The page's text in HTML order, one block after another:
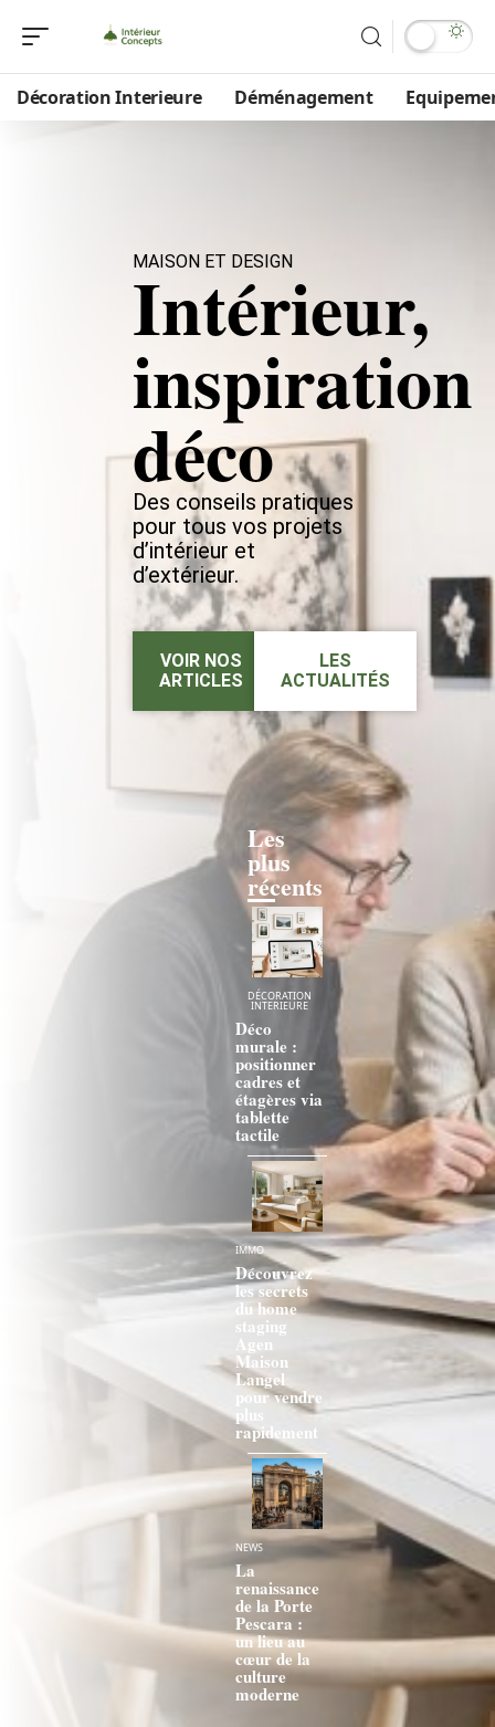
Décoration Interieure Déménagement
MAISON ET DESIGN
Intérieur,
inspiration
déco
Des conseils pratiques
pour tous vos projets
d’intérieur et
d’extérieur.
VOIR NOS
ARTICLES
LES
ACTUALITÉS
Les
plus
récents
DÉCORATION
INTERIEURE
Déco
murale :
positionner
cadres et
étagères via
tablette
tactile
IMMO
Découvrez
les secrets
du home
staging
Agen
Maison
Langel
pour vendre
plus
rapidement
NEWS
La
renaissance
de la Porte
Pescara :
un lieu au
cœur de la
culture
moderne